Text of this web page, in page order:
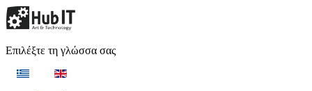
Επιλέξτε τη γλώσσα σας